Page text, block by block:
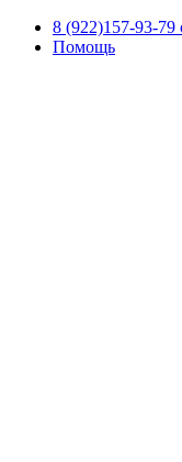
8 (922)157-93-
Помощь